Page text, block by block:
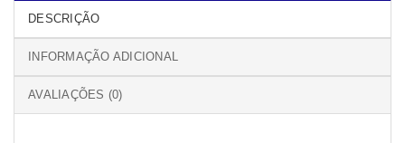
DESCRIÇÃO
INFORMAÇÃO ADICIONAL
AVALIAÇÕES (0)